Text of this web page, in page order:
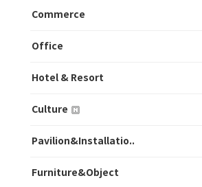
Commerce
Office
Hotel & Resort
Culture
Pavilion&Installatio..
Furniture&Object